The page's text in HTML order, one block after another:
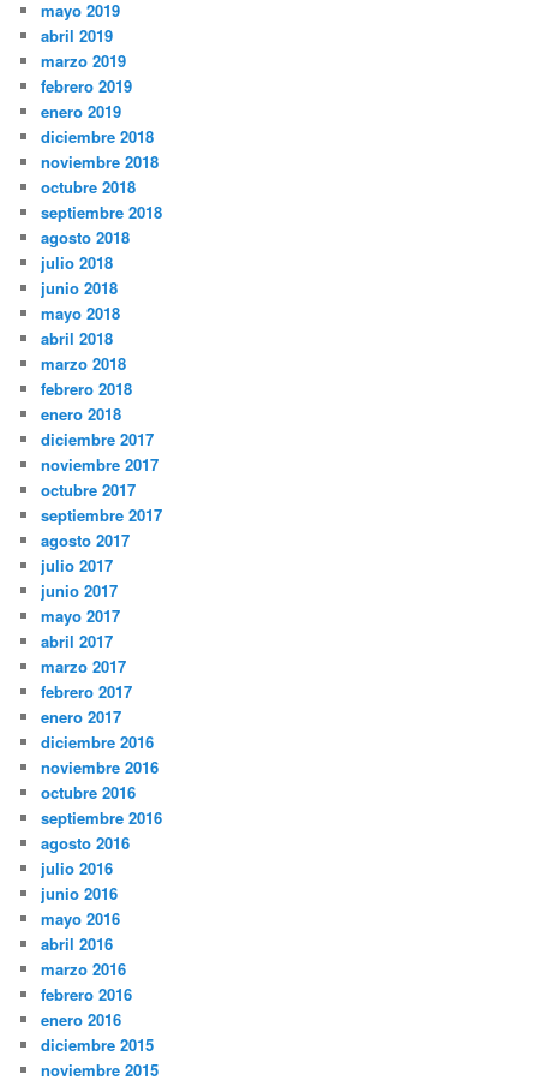
mayo 2019
abril 2019
marzo 2019
febrero 2019
enero 2019
diciembre 2018
noviembre 2018
octubre 2018
septiembre 2018
agosto 2018
julio 2018
junio 2018
mayo 2018
abril 2018
marzo 2018
febrero 2018
enero 2018
diciembre 2017
noviembre 2017
octubre 2017
septiembre 2017
agosto 2017
julio 2017
junio 2017
mayo 2017
abril 2017
marzo 2017
febrero 2017
enero 2017
diciembre 2016
noviembre 2016
octubre 2016
septiembre 2016
agosto 2016
julio 2016
junio 2016
mayo 2016
abril 2016
marzo 2016
febrero 2016
enero 2016
diciembre 2015
noviembre 2015